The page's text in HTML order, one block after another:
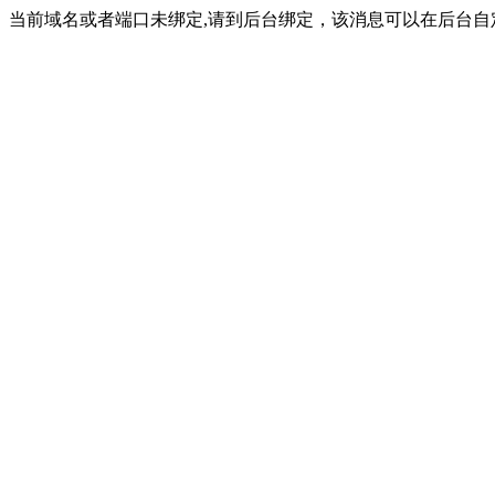
当前域名或者端口未绑定,请到后台绑定，该消息可以在后台自